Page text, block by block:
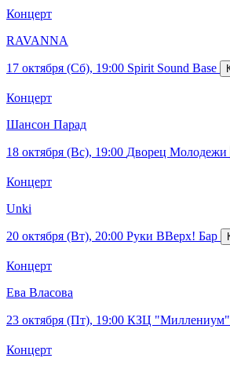
Концерт
RAVANNA
17 октября (Сб), 19:00 Spirit Sound Base
Концерт
Шансон Парад
18 октября (Вс), 19:00 Дворец Молодежи
Концерт
Unki
20 октября (Вт), 20:00 Руки ВВерх! Бар
Концерт
Ева Власова
23 октября (Пт), 19:00 КЗЦ "Миллениум"
Концерт